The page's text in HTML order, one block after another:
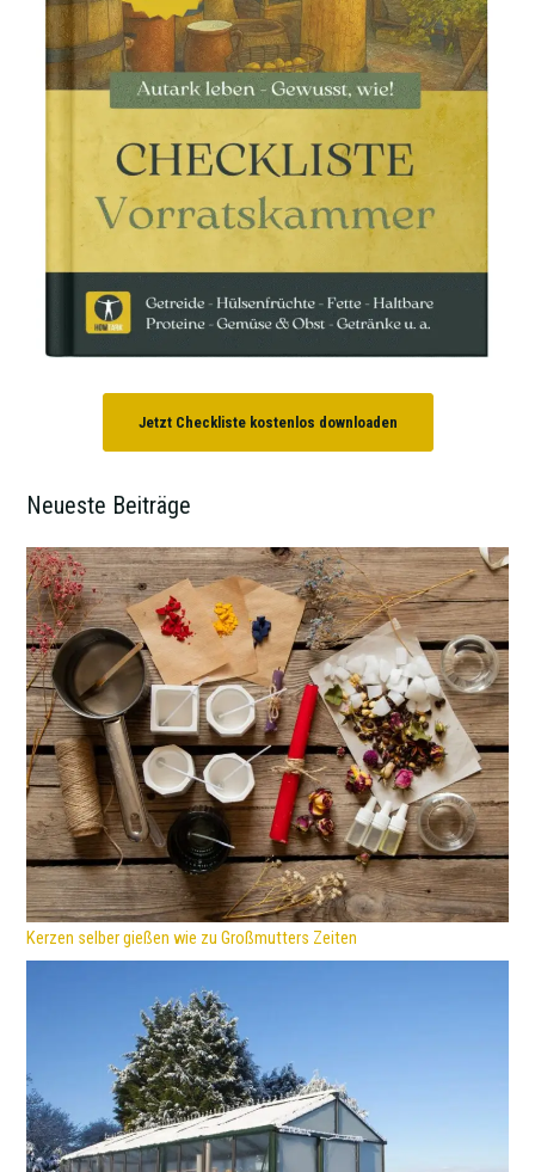
Jetzt Checkliste kostenlos downloaden
Neueste Beiträge
Kerzen selber gießen wie zu Großmutters Zeiten